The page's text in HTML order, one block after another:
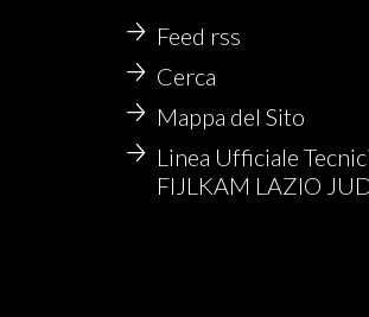
Feed rss
Cerca
Mappa del Sito
Linea Ufficiale
FIJLKAM LAZIO